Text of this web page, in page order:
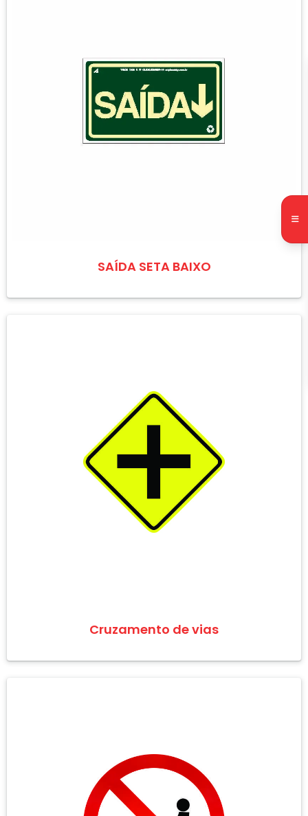
SAÍDA SETA BAIXO
Cruzamento de vias